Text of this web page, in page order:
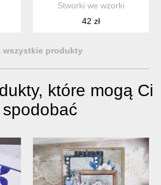
Stworki we wzorki
42 zł
wszystkie produkty
które mogą Ci